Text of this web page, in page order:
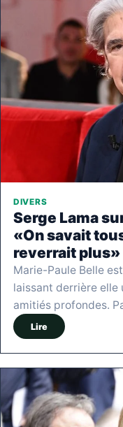
DIVERS
Serge Lama
«On savait
reverrait plus»
Marie-Paule Belle
laissant derrière elle
amitiés profondes.
Lire